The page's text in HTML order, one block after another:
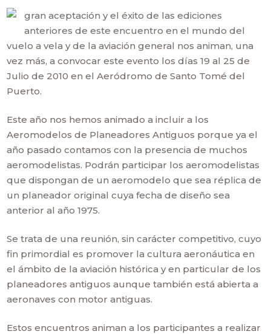
gran aceptación y el éxito de las ediciones
anteriores de este encuentro en el mundo del
vuelo a vela y de la aviación general nos animan, una
vez más, a convocar este evento los días 19 al 25 de
Julio de 2010 en el Aeródromo de Santo Tomé del
Puerto.
Este año nos hemos animado a incluir a los
Aeromodelos de Planeadores Antiguos porque ya el
año pasado contamos con la presencia de muchos
aeromodelistas. Podrán participar los aeromodelistas
que dispongan de un aeromodelo que sea réplica de
un planeador original cuya fecha de diseño sea
anterior al año 1975.
Se trata de una reunión, sin carácter competitivo, cuyo
fin primordial es promover la cultura aeronáutica en
el ámbito de la aviación histórica y en particular de los
planeadores antiguos aunque también está abierta a
aeronaves con motor antiguas.
Estos encuentros animan a los participantes a realizar